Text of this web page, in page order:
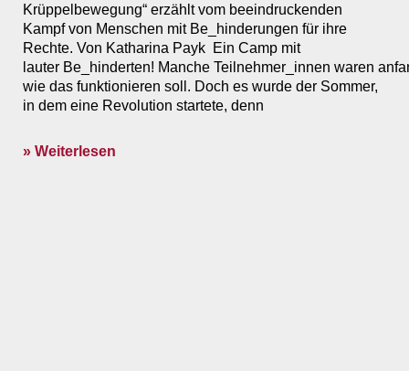
Krüppelbewegung“ erzählt vom beeindruckenden
Kampf von Menschen mit Be_hinderungen für ihre
Rechte. Von Katharina Payk Ein Camp mit
lauter Be_hinderten! Manche Teilnehmer_innen waren
wie das funktionieren soll. Doch es wurde der Sommer,
in dem eine Revolution startete, denn
» Weiterlesen